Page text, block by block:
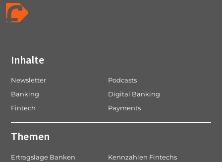
Inhalte
Newsletter
Podcasts
Banking
Digital Banking
Fintech
Payments
Themen
Ertragslage Banken
Kennzahlen Fintechs